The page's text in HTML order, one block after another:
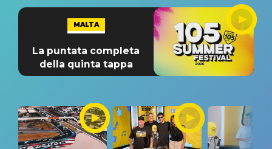
MALTA
La puntata completa
della quinta tappa